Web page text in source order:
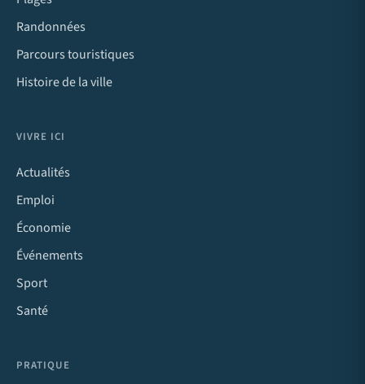
Randonnées
Parcours touristiques
Histoire de la ville
VIVRE ICI
Actualités
Emploi
Économie
Événements
Sport
Santé
PRATIQUE